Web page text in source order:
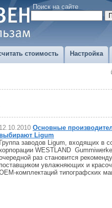
Поиск на сайте
стоимость Настройка
12.10.2010 Основные
выбирают Ligum
Группа заводов Ligum, входящих в
WESTLAND
раз становится
поставщиком увлажняющих и
комплектаций типографских